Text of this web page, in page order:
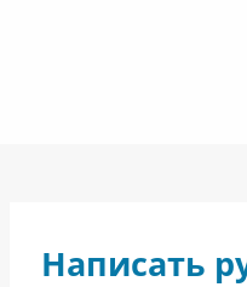
Написать